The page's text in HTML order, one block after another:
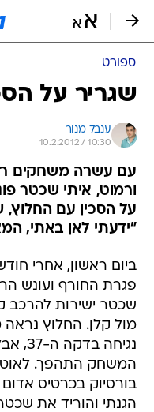
ספורט
שגריר על
ענבל מנור
10.2.2012 / 10:30
עם עשרה משחקים
ורמוט, איתי שכטר
על הסכין עם החלוץ,
"ידעתי לאן באתי,
ביום ראשון, אחרי
פגרת החורף ועונש
שכטר ישירות להרכב
מול קלן. החלוץ נראה
המשחק התהפך.
בורסיוק בכרטיס